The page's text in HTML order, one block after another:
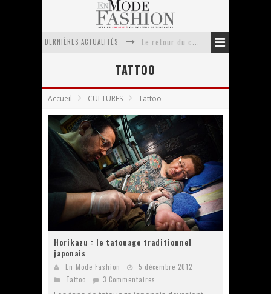
DERNIÈRES ACTUALITÉS
Le retour du cachemire version casual
La trousse de toilette : l’accessoire indispensable de voyage
Anti chute cheveux homme : quelles solutions pour renforcer sa chevelure ?
TATTOO
Accueil CULTURES Tattoo
Horikazu : le tatouage traditionnel
japonais
En Mode Fashion
5 décembre 2012
Tattoo
3 Commentaires